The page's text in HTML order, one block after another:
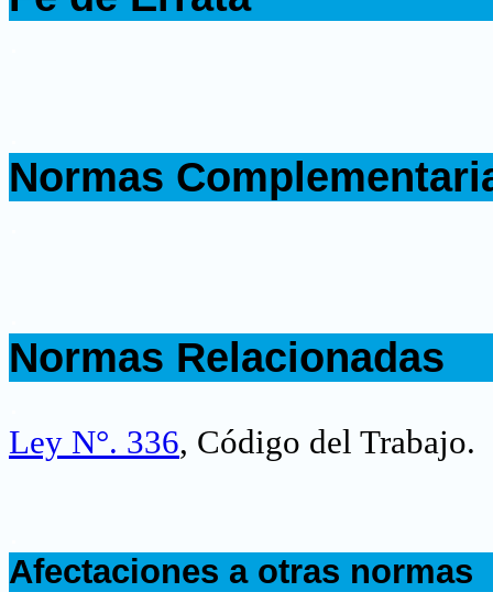
Normas
Normas Relacionadas
Ley N°. 336, Código del Trabajo.
Afectaciones a otras normas